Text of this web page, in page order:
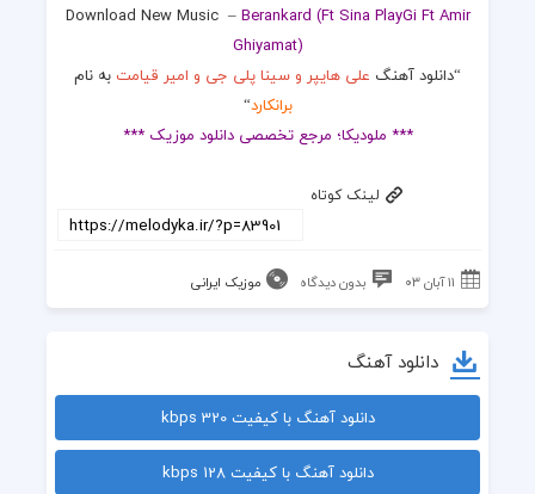
Download New Music –Berankard (Ft Sina PlayGi Ft Amir
Ghiyamat)
“دانلود آهنگ علی هایپر و سینا پلی جی و امیر قیامت به نام
برانکارد“
*** ملودیکا؛ مرجع تخصصی دانلود موزیک ***
لینک کوتاه
۱۱ آبان ۰۳ بدون دیدگاه موزیک ایرانی
دانلود آهنگ
دانلود آهنگ با کیفیت 320 kbps
دانلود آهنگ با کیفیت 128 kbps